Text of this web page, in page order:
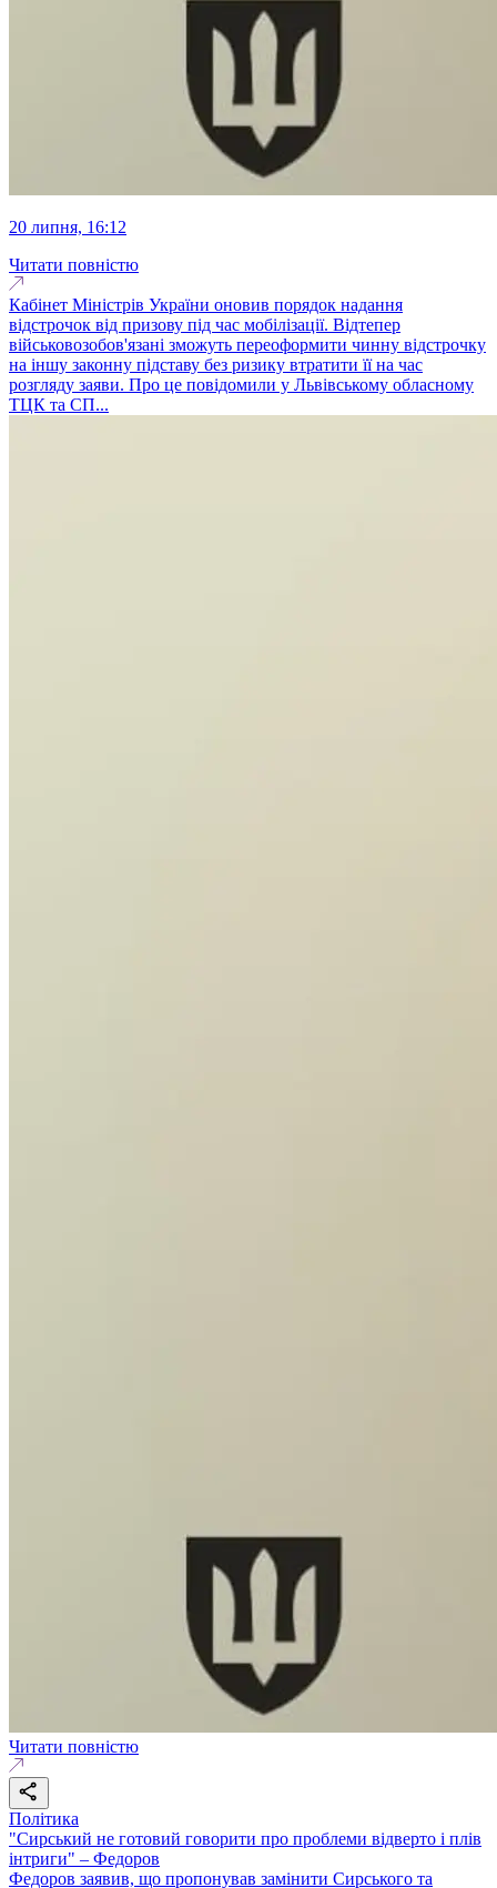
20 липня, 16:12
Читати повністю
Кабінет Міністрів України оновив порядок надання
відстрочок від призову під час мобілізації. Відтепер
військовозобов'язані зможуть переоформити чинну відстрочку
на іншу законну підставу без ризику втратити її на час
розгляду заяви. Про це повідомили у Львівському обласному
ТЦК та СП...
Читати повністю
Політика
"Сирський не готовий говорити про проблеми відверто і плів
інтриги" – Федоров
Федоров заявив, що пропонував замінити Сирського та